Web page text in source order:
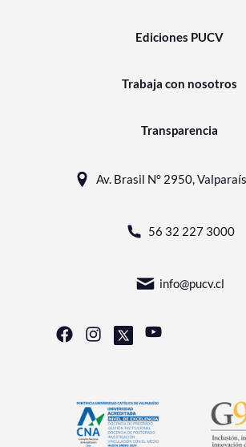
Ediciones PUCV
Trabaja con nosotros
Transparencia
Av. Brasil N° 2950,
56 32 227 3000
info@pucv.cl